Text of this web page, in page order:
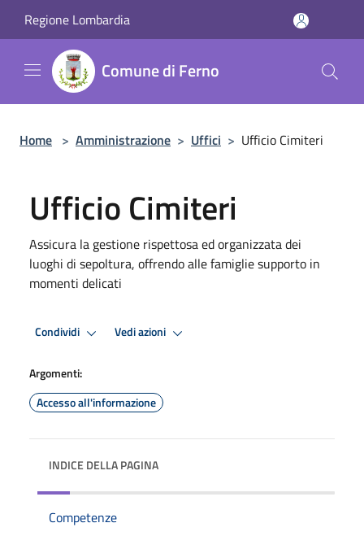
Regione Lombardia
Comune di Ferno
Home > Amministrazione > Uffici > Ufficio Cimiteri
Ufficio Cimiteri
Assicura la gestione rispettosa ed organizzata dei
luoghi di sepoltura, offrendo alle famiglie supporto in
momenti delicati
Condividi Vedi azioni
Argomenti:
Accesso all'informazione
INDICE DELLA PAGINA
Competenze